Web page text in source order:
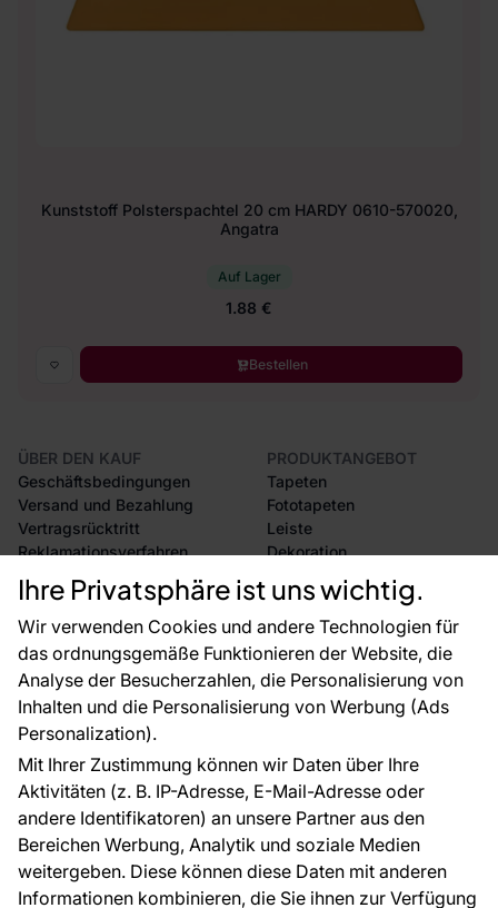
Ihre Privatsphäre ist uns wichtig.
Wir verwenden Cookies und andere Technologien für
das ordnungsgemäße Funktionieren der Website, die
Analyse der Besucherzahlen, die Personalisierung von
Inhalten und die Personalisierung von Werbung (Ads
Personalization).
Mit Ihrer Zustimmung können wir Daten über Ihre
Aktivitäten (z. B. IP-Adresse, E-Mail-Adresse oder
andere Identifikatoren) an unsere Partner aus den
Bereichen Werbung, Analytik und soziale Medien
weitergeben. Diese können diese Daten mit anderen
Informationen kombinieren, die Sie ihnen zur Verfügung
Kunststoff Polsterspachtel 20 cm HARDY 0610-570020,
Angatra
Auf Lager
1.88 €
Bestellen
ÜBER DEN KAUF
Geschäftsbedingungen
Versand und Bezahlung
Vertragsrücktritt
Reklamationsverfahren
Rücksendung von Waren
CE-Zertifizierung
Großhandel
Raumvisualisierung
PRODUKTANGEBOT
Tapeten
Fototapeten
Leiste
Dekoration
Selbstklebende Folien
Zubehör
Tapetenmuster
FÜR SIE
Blog
EU-Projekte
Ratschläge und Tipps
FAQ
ÜBER DAS UNTERNEHMEN